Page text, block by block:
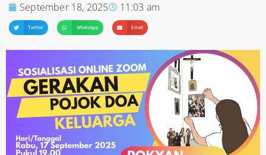
September 18, 2025 11:03 am
Twitter WhatsApp Email